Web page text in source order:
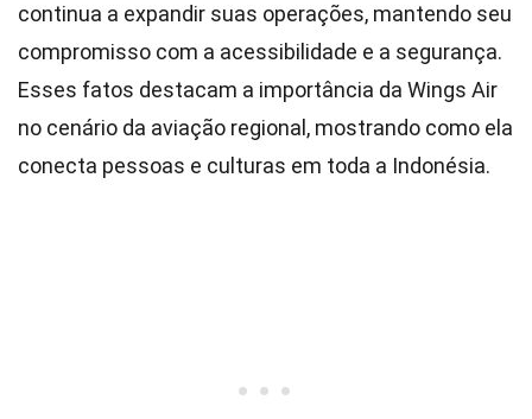
continua a expandir suas operações, mantendo seu
compromisso com a acessibilidade e a segurança.
Esses fatos destacam a importância da Wings Air
no cenário da aviação regional, mostrando como ela
conecta pessoas e culturas em toda a Indonésia.